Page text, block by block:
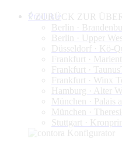
ZURÜCK ZUR
Berlin ·
Berlin · Upper
Düsseldorf · Kö-
Frankfurt ·
Frankfurt ·
Frankfurt · Winx
Hamburg · Alter
München · Palais
München ·
Stuttgart ·
Produkte